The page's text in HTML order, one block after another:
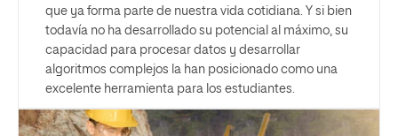
que ya forma parte de nuestra vida cotidiana. Y si bien
todavía no ha desarrollado su potencial al máximo, su
capacidad para procesar datos y desarrollar
algoritmos complejos la han posicionado como una
excelente herramienta para los estudiantes.